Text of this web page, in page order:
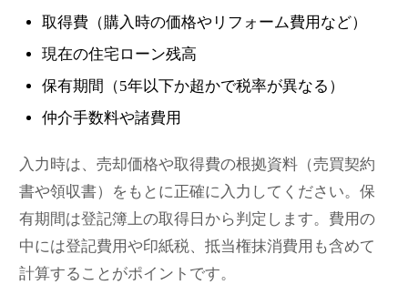
取得費（購入時の価格やリフォーム費用など）
現在の住宅ローン残高
保有期間（5年以下か超かで税率が異なる）
仲介手数料や諸費用
入力時は、売却価格や取得費の根拠資料（売買契約
書や領収書）をもとに正確に入力してください。保
有期間は登記簿上の取得日から判定します。費用の
中には登記費用や印紙税、抵当権抹消費用も含めて
計算することがポイントです。